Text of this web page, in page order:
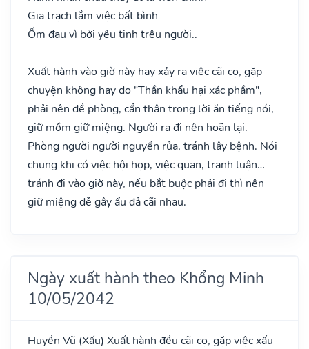
Gia trạch lắm việc bất bình
Ốm đau vì bởi yêu tinh trêu người..
Xuất hành vào giờ này hay xảy ra việc cãi cọ, gặp
chuyện không hay do "Thần khẩu hại xác phầm",
phải nên đề phòng, cẩn thận trong lời ăn tiếng nói,
giữ mồm giữ miệng. Người ra đi nên hoãn lại.
Phòng người người nguyền rủa, tránh lây bệnh. Nói
chung khi có việc hội họp, việc quan, tranh luận…
tránh đi vào giờ này, nếu bắt buộc phải đi thì nên
giữ miệng dễ gây ẩu đả cãi nhau.
Ngày xuất hành theo Khổng Minh
10/05/2042
Huyền Vũ (Xấu) Xuất hành đều cãi cọ, gặp việc xấu